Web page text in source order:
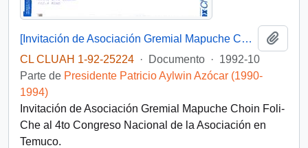
[Invitación de Asociación Gremial Mapuche Choin Foli-Che]
CL CLUAH 1-92-25224 · Documento · 1992-10
Parte de Presidente Patricio Aylwin Azócar (1990-
1994)
Invitación de Asociación Gremial Mapuche Choin Foli-
Che al 4to Congreso Nacional de la Asociación en
Temuco.